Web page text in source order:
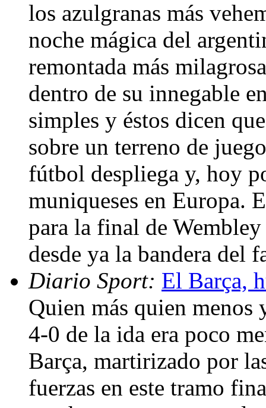
los azulgranas más
noche mágica del
remontada más
dentro de su innegable
simples y éstos dicen
sobre un terreno de
fútbol despliega y, hoy
muniqueses en Europa.
para la final de
desde ya la bandera
Diario Sport: El Barça,
Quien más quien menos
4-0 de la ida era poco
Barça, martirizado por
fuerzas en este tramo